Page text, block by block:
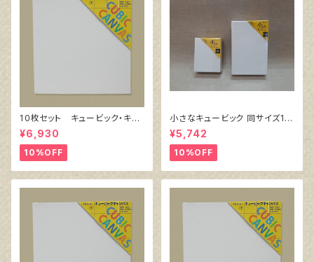
1０枚セット キュービック・キャ
ンバス白（縦200㎜×横200㎜×
厚38㎜）
¥6,930
10%OFF
小さなキュービック 同サイズ10
個組
¥5,742
10%OFF